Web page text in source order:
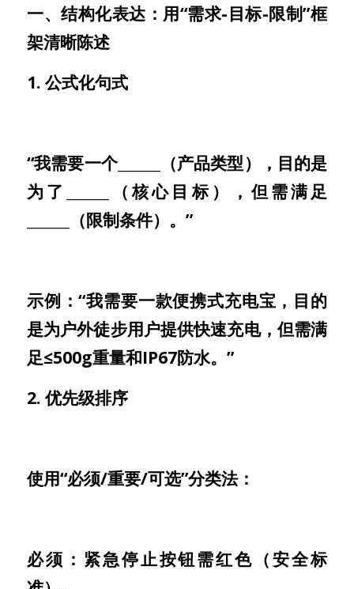
一、结构化表达：用“需求-目标-限制”框
架清晰陈述
1. 公式化句式
“我需要一个______（产品类型），目的是
为了______（核心目标），但需满足
______（限制条件）。”
示例：“我需要一款便携式充电宝，目的
是为户外徒步用户提供快速充电，但需满
足≤500g重量和IP67防水。”
2. 优先级排序
使用“必须/重要/可选”分类法：
必须：紧急停止按钮需红色（安全标